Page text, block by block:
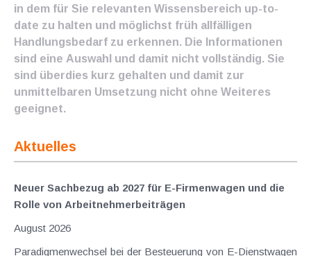
in dem für Sie relevanten Wissensbereich up-to-
date zu halten und möglichst früh allfälligen
Handlungsbedarf zu erkennen. Die Informationen
sind eine Auswahl und damit nicht vollständig. Sie
sind überdies kurz gehalten und damit zur
unmittelbaren Umsetzung nicht ohne Weiteres
geeignet.
Aktuelles
Neuer Sachbezug ab 2027 für E-Firmenwagen und die
Rolle von Arbeitnehmer​­beiträgen
August 2026
Paradigmenwechsel bei der Besteuerung von E-Dienstwagen